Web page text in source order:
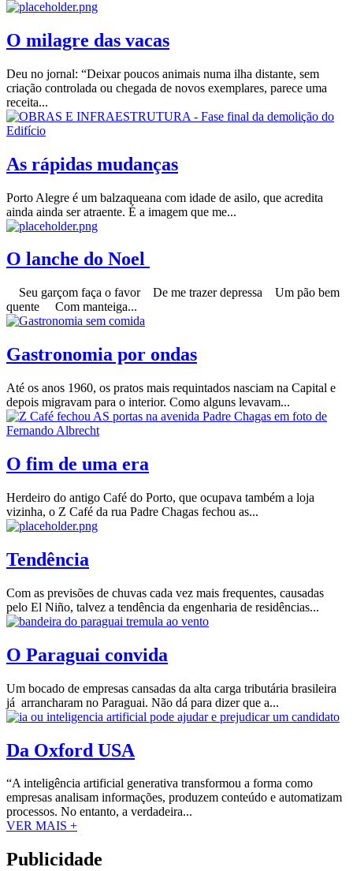
O milagre das vacas
Deu no jornal: “Deixar poucos animais numa ilha distante, sem
criação controlada ou chegada de novos exemplares, parece uma
receita...
As rápidas mudanças
Porto Alegre é um balzaqueana com idade de asilo, que acredita
ainda ainda ser atraente. É a imagem que me...
O lanche do Noel
Seu garçom faça o favor De me trazer depressa Um pão bem
quente Com manteiga...
Gastronomia por ondas
Até os anos 1960, os pratos mais requintados nasciam na Capital e
depois migravam para o interior. Como alguns levavam...
O fim de uma era
Herdeiro do antigo Café do Porto, que ocupava também a loja
vizinha, o Z Café da rua Padre Chagas fechou as...
Tendência
Com as previsões de chuvas cada vez mais frequentes, causadas
pelo El Niño, talvez a tendência da engenharia de residências...
O Paraguai convida
Um bocado de empresas cansadas da alta carga tributária brasileira
já arrancharam no Paraguai. Não dá para dizer que a...
Da Oxford USA
“A inteligência artificial generativa transformou a forma como
empresas analisam informações, produzem conteúdo e automatizam
processos. No entanto, a verdadeira...
VER MAIS +
Publicidade